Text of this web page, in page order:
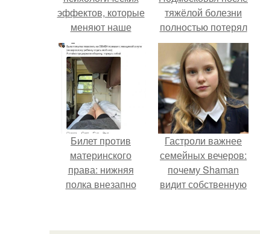
эффектов, которые
меняют наше
тяжёлой болезни
полностью потерял
потенцию, но
решил
восстановить
интимную жизнь с
молодой супругой,
пишут СМИ.
Билет против
материнского
права: нижняя
полка внезапно
Гастроли важнее
семейных вечеров:
почему Shaman
видит собственную
вживую.